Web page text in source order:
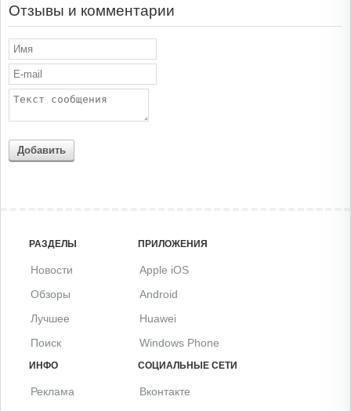
Отзывы и комментарии
Добавить
РАЗДЕЛЫ
Новости
Обзоры
Лучшее
Поиск
ПРИЛОЖЕНИЯ
Apple iOS
Android
Huawei
Windows Phone
ИНФО
Реклама
СОЦИАЛЬНЫЕ СЕТИ
Вконтакте